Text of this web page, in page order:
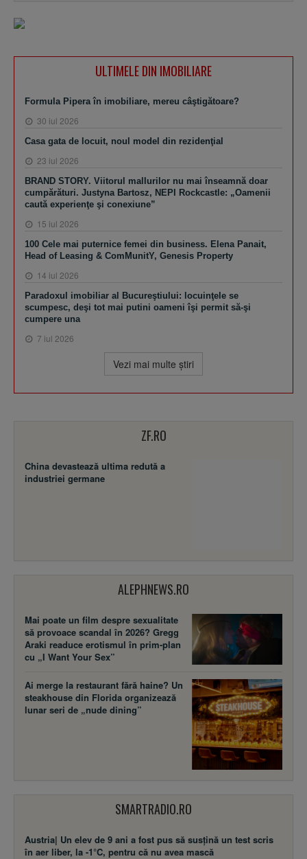
ULTIMELE DIN IMOBILIARE
Formula Pipera în imobiliare, mereu câştigătoare?
30 iul 2026
Casa gata de locuit, noul model din rezidenţial
23 iul 2026
BRAND STORY. Viitorul mallurilor nu mai înseamnă doar
cumpărături. Justyna Bartosz, NEPI Rockcastle: „Oamenii
caută experienţe şi conexiune”
15 iul 2026
100 Cele mai puternice femei din business. Elena Panait,
Head of Leasing & ComMunitY, Genesis Property
14 iul 2026
Paradoxul imobiliar al Bucureştiului: locuinţele se
scumpesc, deşi tot mai putini oameni îşi permit să-şi
cumpere una
7 iul 2026
Vezi mai multe ştiri
ZF.RO
China devastează ultima redută a
industriei germane
ALEPHNEWS.RO
Mai poate un film despre sexualitate
să provoace scandal în 2026? Gregg
Araki readuce erotismul în prim-plan
cu „I Want Your Sex”
Ai merge la restaurant fără haine? Un
steakhouse din Florida organizează
lunar seri de „nude dining”
SMARTRADIO.RO
Austria| Un elev de 9 ani a fost pus să susţină un test scris
în aer liber, la -1°C, pentru că nu avea mască